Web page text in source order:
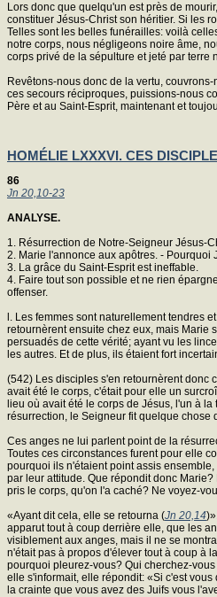
Lors donc que quelqu'un est près de
constituer Jésus-Christ son héritier. Si les
Telles sont les belles funérailles: voilà
notre corps, nous négligeons noire âme,
corps privé de la sépulture et jeté par terre
Revêtons-nous donc de la vertu,
ces secours réciproques, puissions-nous
Père et au Saint-Esprit, maintenant et
HOMÉLIE LXXXVI. CES
86
Jn 20,10-23
ANALYSE.
1. Résurrection de Notre-Seigneur Jésus-
2. Marie l'annonce aux apôtres. -
3. La grâce du Saint-Esprit est ineffable.
4. Faire tout son possible et ne rien
offenser.
l. Les femmes sont naturellement tendres
retournèrent ensuite chez eux, mais Marie
persuadés de cette vérité; ayant vu les
les autres. Et de plus, ils étaient fort
(542) Les disciples s'en retournèrent donc
avait été le corps, c'était pour elle un
lieu où avait été le corps de Jésus, l'un à
résurrection, le Seigneur fit quelque chose
Ces anges ne lui parlent point de la
Toutes ces circonstances furent pour elle
pourquoi ils n'étaient point assis
par leur attitude. Que répondit donc
pris le corps, qu'on l'a caché? Ne voyez-
«Ayant dit cela, elle se retourna (Jn 20,14
apparut tout à coup derrière elle, que les
visiblement aux anges, mais il ne se
n'était pas à propos d'élever tout à coup à
pourquoi pleurez-vous? Qui cherchez-vous
elle s'informait, elle répondit: «Si c'est
la crainte que vous avez des Juifs vous